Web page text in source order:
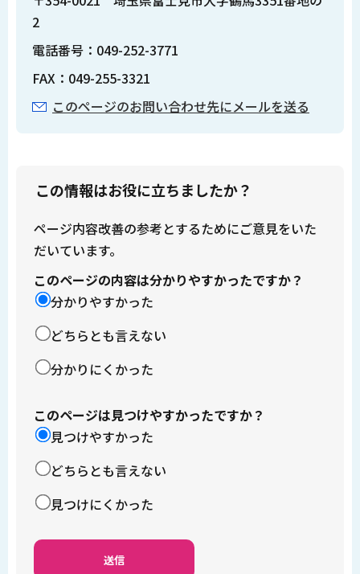
2
電話番号：049-252-3771
FAX：049-255-3321
このページのお問い合わせ先にメールを送る
この情報はお役に立ちましたか？
ページ内容改善の参考とするためにご意見をいた
だいています。
このページの内容は分かりやすかったですか？
分かりやすかった
どちらとも言えない
分かりにくかった
このページは見つけやすかったですか？
見つけやすかった
どちらとも言えない
見つけにくかった